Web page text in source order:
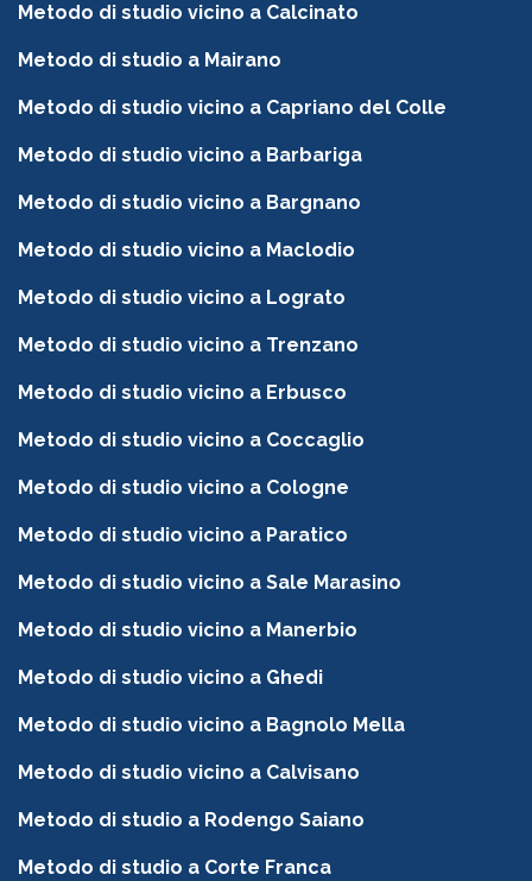
Metodo di studio vicino a Calcinato
Metodo di studio a Mairano
Metodo di studio vicino a Capriano del Colle
Metodo di studio vicino a Barbariga
Metodo di studio vicino a Bargnano
Metodo di studio vicino a Maclodio
Metodo di studio vicino a Lograto
Metodo di studio vicino a Trenzano
Metodo di studio vicino a Erbusco
Metodo di studio vicino a Coccaglio
Metodo di studio vicino a Cologne
Metodo di studio vicino a Paratico
Metodo di studio vicino a Sale Marasino
Metodo di studio vicino a Manerbio
Metodo di studio vicino a Ghedi
Metodo di studio vicino a Bagnolo Mella
Metodo di studio vicino a Calvisano
Metodo di studio a Rodengo Saiano
Metodo di studio a Corte Franca